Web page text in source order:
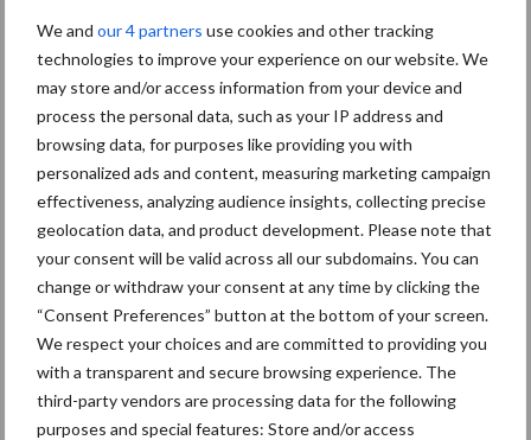
We and our 4 partners use cookies and other tracking
technologies to improve your experience on our website. We
may store and/or access information from your device and
process the personal data, such as your IP address and
browsing data, for purposes like providing you with
personalized ads and content, measuring marketing campaign
effectiveness, analyzing audience insights, collecting precise
geolocation data, and product development. Please note that
your consent will be valid across all our subdomains. You can
change or withdraw your consent at any time by clicking the
“Consent Preferences” button at the bottom of your screen.
We respect your choices and are committed to providing you
with a transparent and secure browsing experience. The
third-party vendors are processing data for the following
purposes and special features: Store and/or access
Ook Braet-De Vos ziet een grote groei in de vraag naar
peulvruchten. “Ten dele is dat te verklaren door de groeimarkt
van vleesvervangers, maar ook op het gebied van brood- op
pastaverbeteraars is er vraag naar meel uit kikkererwten of
linzen”, aldus Braet. Het teeltpotentieel in Vlaanderen zal volgens
hem sterk samenhangen met de vraag of consumenten bereid
zijn er meer voor te betalen. Behalve de import van peulvruchten
draagt zijn bedrijf ook zorg voor het filteren en de schoonmaak
Bron:VILT
Meer artikelen over
vollegrondsgroente zaaien